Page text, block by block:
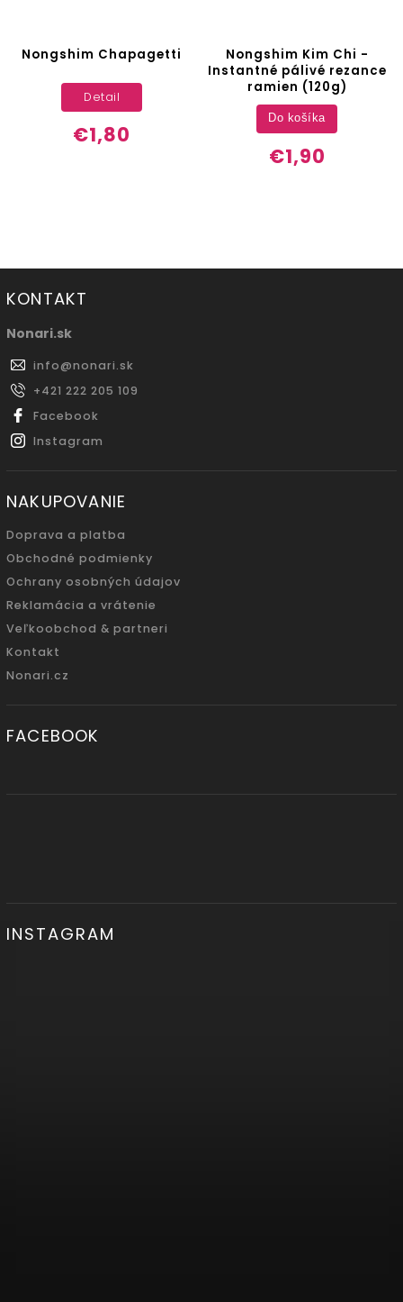
Nongshim Chapagetti
€1,80
Detail
Nongshim Kim Chi -
Instantné pálivé rezance
ramien (120g)
€1,90
Do košíka
KONTAKT
Nonari.sk
info@nonari.sk
+421 222 205 109
Facebook
Instagram
NAKUPOVANIE
Doprava a platba
Obchodné podmienky
Ochrany osobných údajov
Reklamácia a vrátenie
Veľkoobchod & partneri
Kontakt
Nonari.cz
FACEBOOK
INSTAGRAM